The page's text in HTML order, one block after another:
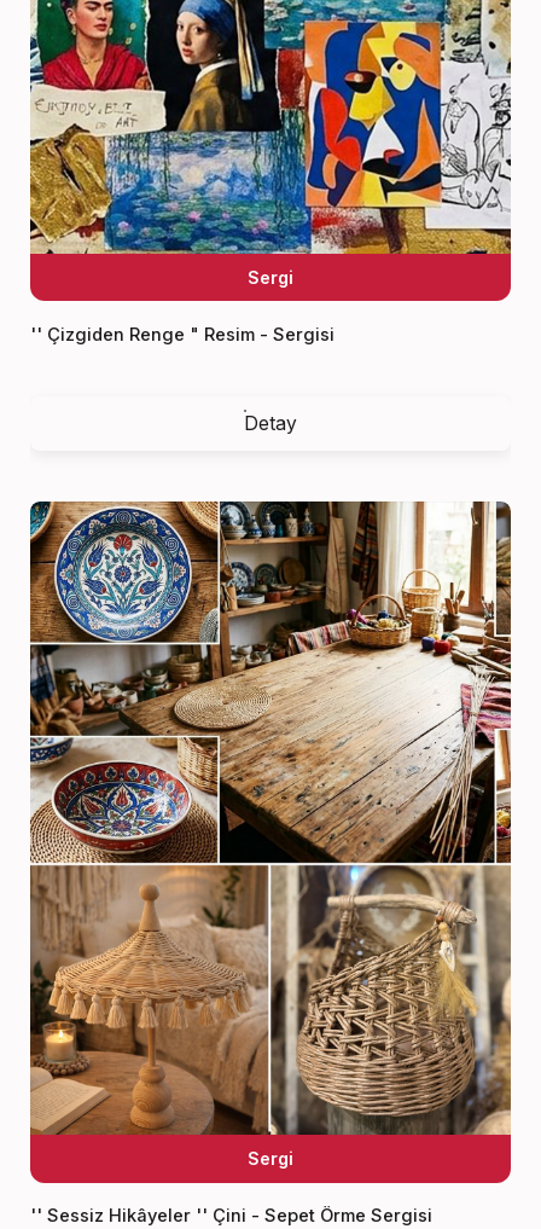
Sergi
'' Çizgiden Renge " Resim - Sergisi
Detay
Sergi
'' Sessiz Hikâyeler '' Çini - Sepet Örme Sergisi